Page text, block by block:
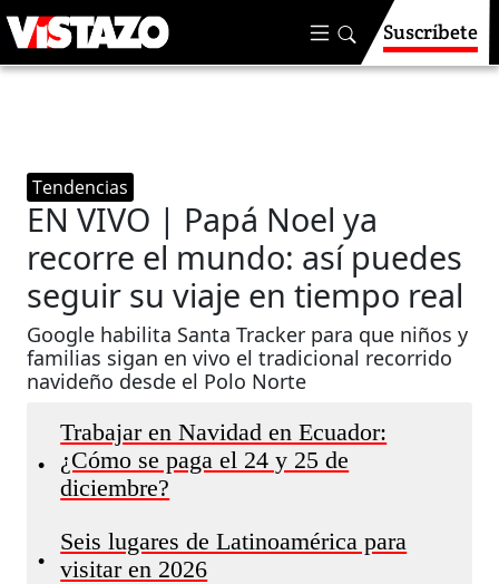
Suscríbete
Tendencias
EN VIVO | Papá Noel ya
recorre el mundo: así puedes
seguir su viaje en tiempo real
Google habilita Santa Tracker para que niños y
familias sigan en vivo el tradicional recorrido
navideño desde el Polo Norte
•
Trabajar en Navidad en Ecuador:
¿Cómo se paga el 24 y 25 de
diciembre?
•
Seis lugares de Latinoamérica para
visitar en 2026